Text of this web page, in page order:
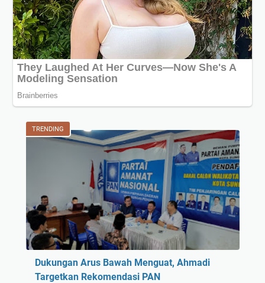
TRENDING
Dukungan Arus Bawah Menguat, Ahmadi
Targetkan Rekomendasi PAN